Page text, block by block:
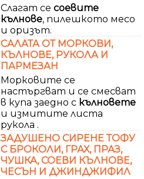
Слагат се соевите
кълнове, пилешкото месо
и оризът.
САЛАТА ОТ МОРКОВИ,
КЪЛНОВЕ, РУКОЛА И
ПАРМЕЗАН
Морковите се
настъргват и се смесват
в купа заедно с кълновете
и измитите листа
рукола .
ЗАДУШЕНО СИРЕНЕ ТОФУ
С БРОКОЛИ, ГРАХ, ПРАЗ,
ЧУШКА, СОЕВИ КЪЛНОВЕ,
ЧЕСЪН И ДЖИНДЖИФИЛ